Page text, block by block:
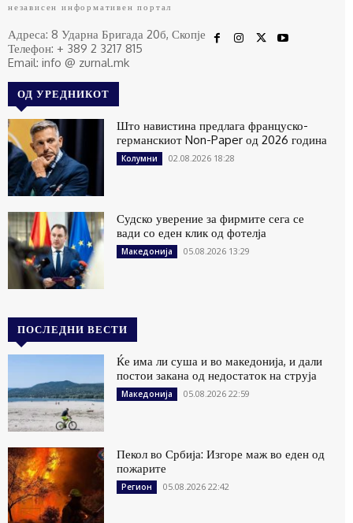
независен информативен портал
Адреса: 8 Ударна Бригада 20б, Скопје
Телефон: + 389 2 3217 815
Email: info @ zurnal.mk
ОД УРЕДНИКОТ
Што навистина предлага француско-
германскиот Non-Paper од 2026 година
Колумни 02.08.2026 18:28
Судско уверение за фирмите сега се
вади со еден клик од фотелја
Македонија 05.08.2026 13:29
ПОСЛЕДНИ ВЕСТИ
Ќе има ли суша и во македонија, и дали
постои закана од недостаток на струја
Македонија 05.08.2026 22:59
Пекол во Србија: Изгоре маж во еден од
пожарите
Регион 05.08.2026 22:42